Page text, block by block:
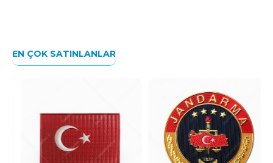
EN ÇOK SATINLANLAR